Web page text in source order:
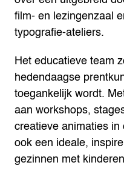
film- en lezingenzaal
typografie-ateliers.
Het educatieve team
hedendaagse
toegankelijk wordt.
aan workshops,
creatieve animaties
ook een ideale,
gezinnen met